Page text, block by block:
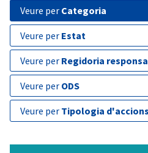
veure per Categoria
veure per Estat
veure per Regidoria
veure per ODS
veure per Tipologia d'accions